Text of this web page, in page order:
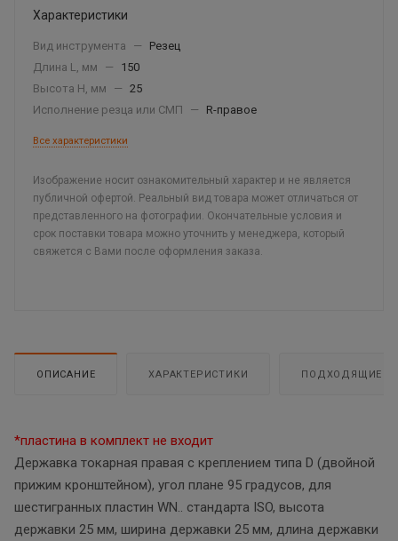
Характеристики
Вид инструмента —
Резец
Длина L, мм
—
150
Высота Н, мм
— 25
Исполнение резца или СМП
— R-правое
Все характеристики
Изображение носит ознакомительный характер и не является
публичной офертой. Реальный вид товара может отличаться от
представленного на фотографии. Окончательные условия и
срок поставки товара можно уточнить у менеджера, который
свяжется с Вами после оформления заказа.
ОПИСАНИЕ ХАРАКТЕРИСТИКИ ПОДХОДЯЩИЕ
*пластина в комплект не входит
Державка токарная правая с креплением типа D (двойной
прижим кронштейном), угол плане 95 градусов, для
шестигранных пластин WN.. стандарта ISO, высота
державки 25 мм, ширина державки 25 мм, длина державки